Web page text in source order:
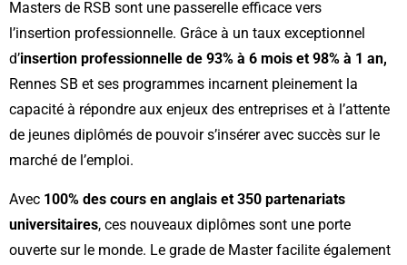
Masters de RSB sont une passerelle efficace vers
l’insertion professionnelle. Grâce à un taux exceptionnel
d’insertion professionnelle de 93% à 6 mois et 98% à 1 an,
Rennes SB et ses programmes incarnent pleinement la
capacité à répondre aux enjeux des entreprises et à l’attente
de jeunes diplômés de pouvoir s’insérer avec succès sur le
marché de l’emploi.
Avec 100% des cours en anglais et 350 partenariats
universitaires, ces nouveaux diplômes sont une porte
ouverte sur le monde. Le grade de Master facilite également